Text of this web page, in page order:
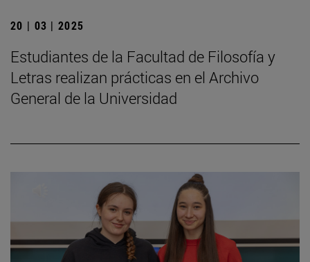
20 | 03 | 2025
Estudiantes de la Facultad de Filosofía y
Letras realizan prácticas en el Archivo
General de la Universidad